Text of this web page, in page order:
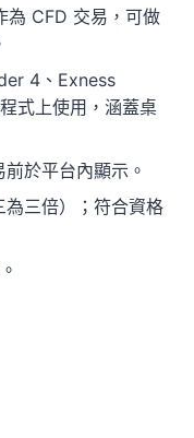
為 CFD 交易，可做
4、Exness
式上使用，涵蓋桌
於平台內顯示。
三倍）；符合資格